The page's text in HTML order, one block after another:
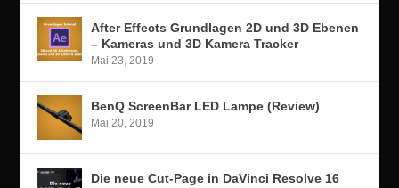
After Effects Grundlagen 2D und 3D Ebenen
– Kameras und 3D Kamera Tracker
Mai 23, 2019
BenQ ScreenBar LED Lampe (Review)
Mai 20, 2019
Die neue Cut-Page in DaVinci Resolve 16